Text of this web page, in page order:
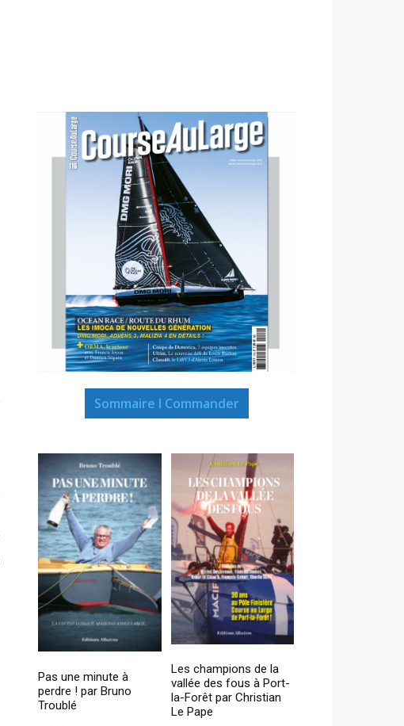
Sommaire I Commander
Pas une minute à
perdre ! par Bruno
Troublé
Les champions de la
vallée des fous à Port-
la-Forêt par Christian
Le Pape